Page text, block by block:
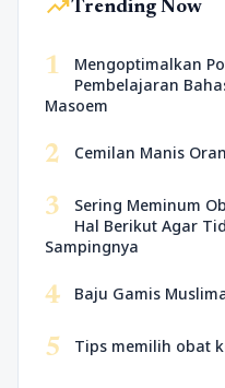
trending_upTrending Now
1
Mengoptimalkan
Pembelajaran
Masoem
2 Cemilan Manis
3
Sering Meminum
Hal Berikut Agar
Sampingnya
4 Baju Gamis
5 Tips memilih obat